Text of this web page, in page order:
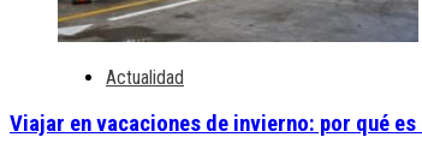
Actualidad
Viajar en vacaciones de invierno: por qué